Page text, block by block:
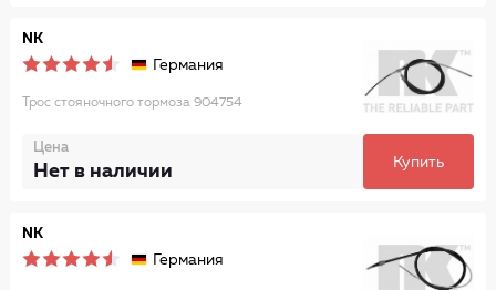
NK
Германия
Трос стояночного тормоза 904754
Цена
Нет в наличии Купить
NK
Германия